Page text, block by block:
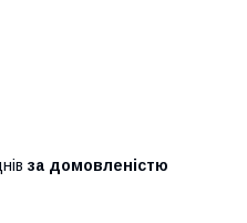
за домовленістю